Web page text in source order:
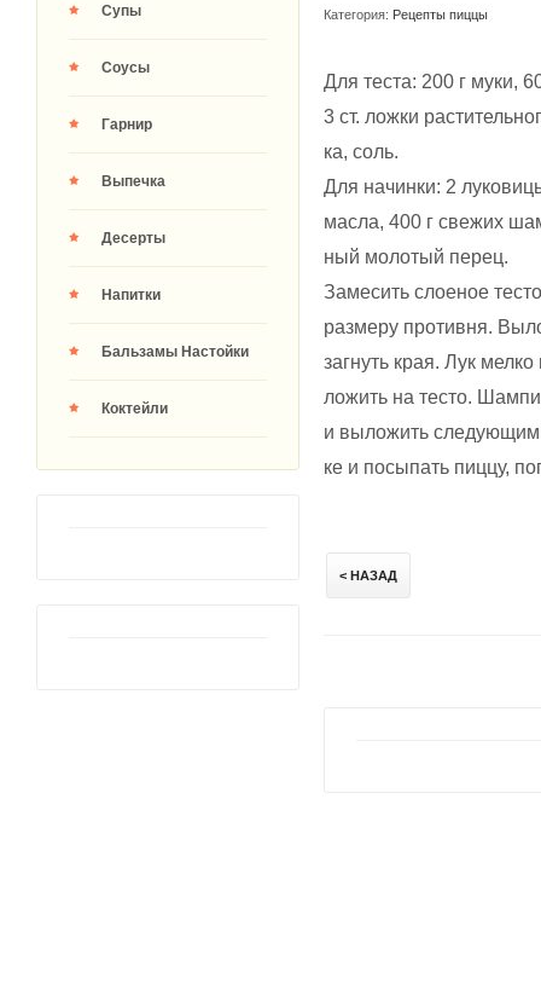
Супы
Соусы
Гарнир
Выпечка
Десерты
Напитки
Бальзамы Настойки
Коктейли
Категория: Рецепты пиццы
Для теста: 200 г муки,
3 ст. ложки
ка, соль.
Для начинки: 2
масла, 400 г свежих
ный молотый перец.
Замесить слоеное
размеру противня.
загнуть края. Лук
ложить на тесто.
и выложить следующим
ке и посыпать пиццу,
< НАЗАД